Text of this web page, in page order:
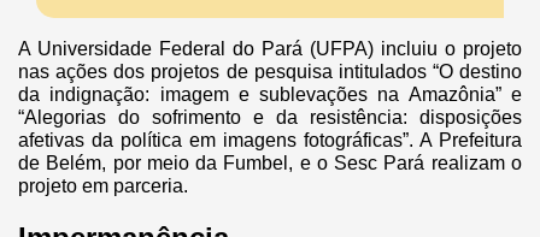
A Universidade Federal do Pará (UFPA) incluiu o projeto
nas ações dos projetos de pesquisa intitulados “O destino
da indignação: imagem e sublevações na Amazônia” e
“Alegorias do sofrimento e da resistência: disposições
afetivas da política em imagens fotográficas”. A Prefeitura
de Belém, por meio da Fumbel, e o Sesc Pará realizam o
projeto em parceria.